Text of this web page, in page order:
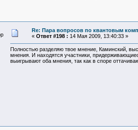
Re: Пара вопросов по квантовым
« Ответ #198 : 14 Мая 2009, 13:40:33 »
Полностью разделяю твое мнение, Каминский,
мнения. И находятся участники,
выигрывают оба мнения, так как в споре